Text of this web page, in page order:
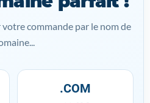
commande par le nom de
.COM